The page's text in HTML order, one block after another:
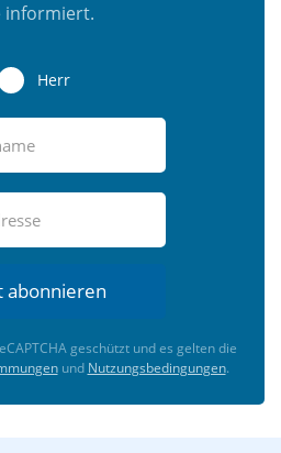
informiert.
Herr
abonnieren
geschützt und es gelten die
und Nutzungsbedingungen.